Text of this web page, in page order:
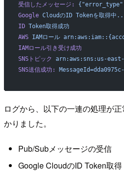
受信したメッセージ:
Google CloudのID Tokenを取得中
ID Token取得成功
AWS IAMロール
IAMロール引き受け成功
SNSトピック
arn:aws:sns:us-
SNS送信成功:
ログから、以下の一連の処理が
かりました。
Pub/Subメッセージの受信
Google CloudのID Token取得